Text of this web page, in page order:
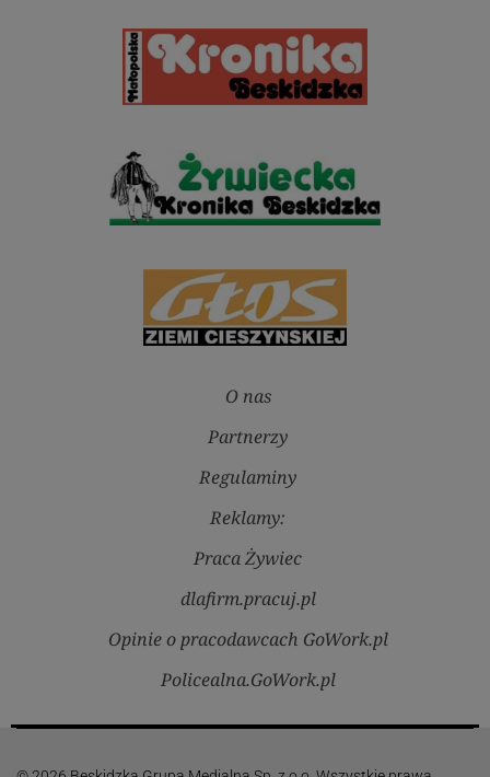
O nas
Partnerzy
Regulaminy
Reklamy:
Praca Żywiec
dlafirm.pracuj.pl
Opinie o pracodawcach GoWork.pl
Policealna.GoWork.pl